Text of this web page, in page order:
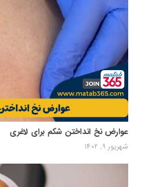
عوارض نخ انداختن شکم برای لاغری
شهریور ۹, ۱۴۰۲